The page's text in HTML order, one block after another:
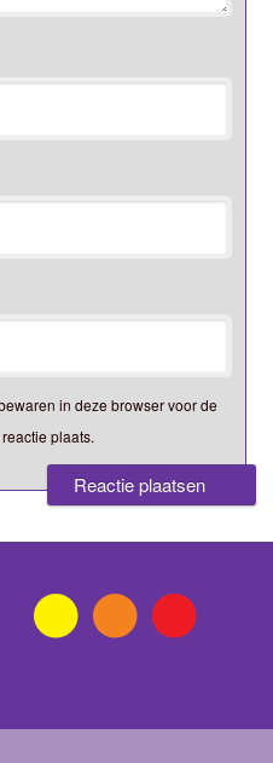
in deze browser voor de
plaats.